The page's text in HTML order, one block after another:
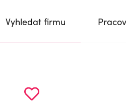
Vyhledat firmu